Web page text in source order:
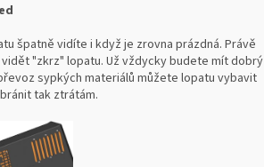
špatně vidíte i když je zrovna prázdná. Právě
"zkrz" lopatu. Už vždycky budete mít dobrý
sypkých materiálů můžete lopatu vybavit
tak ztrátám.